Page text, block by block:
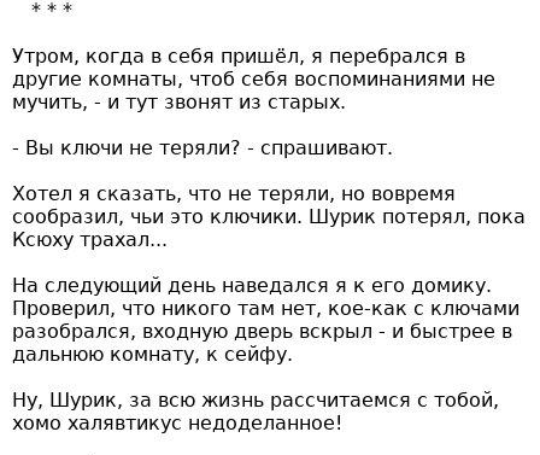
Утром, когда в себя пришёл, я перебрался в
другие комнаты, чтоб себя воспоминаниями не
мучить, - и тут звонят из старых.
- Вы ключи не теряли? - спрашивают.
Хотел я сказать, что не теряли, но вовремя
сообразил, чьи это ключики. Шурик потерял, пока
Ксюху трахал...
На следующий день наведался я к его домику.
Проверил, что никого там нет, кое-как с ключами
разобрался, входную дверь вскрыл - и быстрее в
дальнюю комнату, к сейфу.
Ну, Шурик, за всю жизнь рассчитаемся с тобой,
хомо халявтикус недоделанное!